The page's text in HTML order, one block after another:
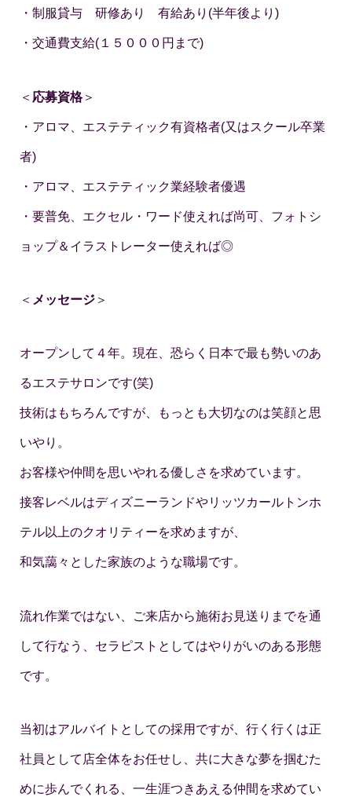
・制服貸与 研修あり 有給あり(半年後より)
・交通費支給(１５０００円まで)
＜ 応募資格＞
・アロマ、エステティック有資格者(又はスクール卒業
者)
・アロマ、エステティック業経験者優遇
・要普免、エクセル・ワード使えれば尚可、フォトシ
ョップ＆イラストレーター使えれば◎
＜ メッセージ＞
オープンして４年。現在、恐らく日本で最も勢いのあ
るエステサロンです(笑)
技術はもちろんですが、もっとも大切なのは笑顔と思
いやり。
お客様や仲間を思いやれる優しさを求めています。
接客レベルはディズニーランドやリッツカールトンホ
テル以上のクオリティーを求めますが、
和気藹々とした家族のような職場です。
流れ作業ではない、ご来店から施術お見送りまでを通
して行なう、セラピストとしてはやりがいのある形態
です。
当初はアルバイトとしての採用ですが、行く行くは正
社員として店全体をお任せし、共に大きな夢を掴むた
めに歩んでくれる、一生涯つきあえる仲間を求めてい